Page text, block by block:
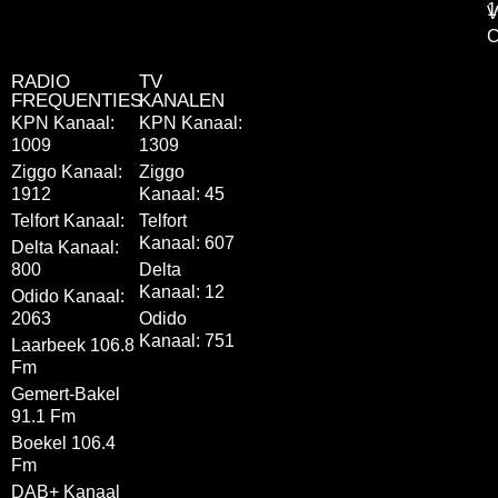
RADIO
FREQUENTIES
KPN Kanaal:
1009
Ziggo Kanaal:
1912
Telfort Kanaal:
Delta Kanaal:
800
Odido Kanaal:
2063
Laarbeek 106.8
Fm
Gemert-Bakel
91.1 Fm
Boekel 106.4
Fm
DAB+ Kanaal
TV
KANALEN
KPN Kanaal:
1309
Ziggo
Kanaal: 45
Telfort
Kanaal: 607
Delta
Kanaal: 12
Odido
Kanaal: 751